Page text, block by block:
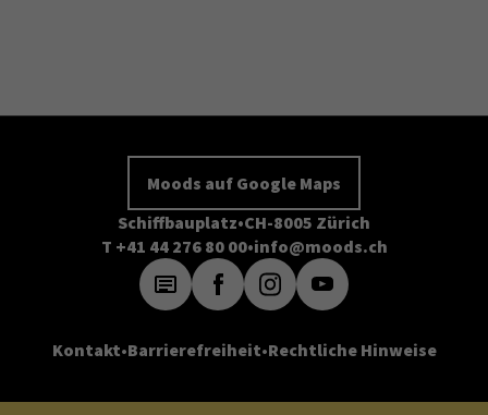
Moods auf Google Maps
Schiffbauplatz CH-8005 Zürich
T +41 44 276 80 00 info@moods.ch
Kontakt Barrierefreiheit Rechtliche Hinweise